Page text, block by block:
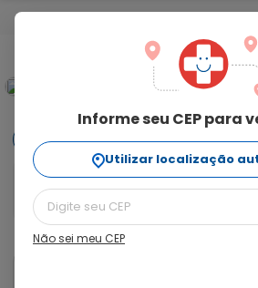
Informe seu CEP para
Utilizar localização
Não sei meu CEP
Informações
Andolba 4,5mg/g + 0,5mg/g +
Dermatológico Tubo Aerossol 43g